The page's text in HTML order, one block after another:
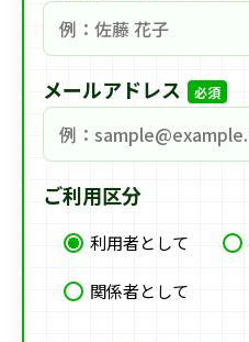
メールアドレス 必須
ご利用区分
利用者として
関係者として